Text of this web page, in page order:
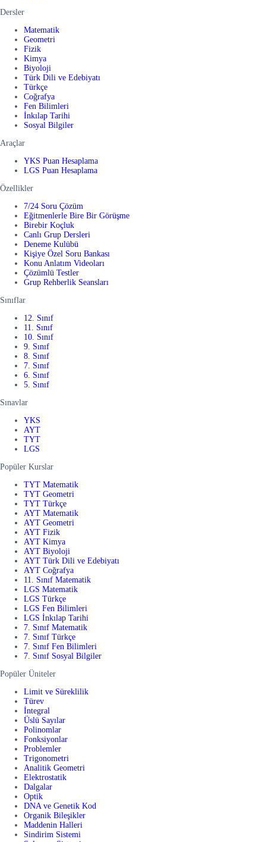
Dersler
Matematik
Geometri
Fizik
Kimya
Biyoloji
Türk Dili ve Edebiyatı
Türkçe
Coğrafya
Fen Bilimleri
İnkılap Tarihi
Sosyal Bilgiler
Araçlar
YKS Puan Hesaplama
LGS Puan Hesaplama
Özellikler
7/24 Soru Çözüm
Eğitmenlerle Bire Bir Görüşme
Birebir Koçluk
Canlı Grup Dersleri
Deneme Kulübü
Kişiye Özel Soru Bankası
Konu Anlatım Videoları
Çözümlü Testler
Grup Rehberlik Seansları
Sınıflar
12. Sınıf
11. Sınıf
10. Sınıf
9. Sınıf
8. Sınıf
7. Sınıf
6. Sınıf
5. Sınıf
Sınavlar
YKS
AYT
TYT
LGS
Popüler Kurslar
TYT Matematik
TYT Geometri
TYT Türkçe
AYT Matematik
AYT Geometri
AYT Fizik
AYT Kimya
AYT Biyoloji
AYT Türk Dili ve Edebiyatı
AYT Coğrafya
11. Sınıf Matematik
LGS Matematik
LGS Türkçe
LGS Fen Bilimleri
LGS İnkılap Tarihi
7. Sınıf Matematik
7. Sınıf Türkçe
7. Sınıf Fen Bilimleri
7. Sınıf Sosyal Bilgiler
Popüler Üniteler
Limit ve Süreklilik
Türev
İntegral
Üslü Sayılar
Polinomlar
Fonksiyonlar
Problemler
Trigonometri
Analitik Geometri
Elektrostatik
Dalgalar
Optik
DNA ve Genetik Kod
Organik Bileşikler
Maddenin Halleri
Sindirim Sistemi